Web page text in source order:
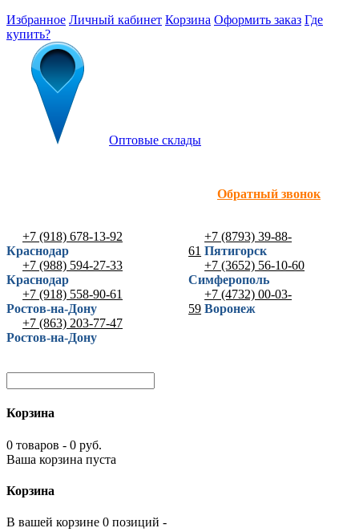
Избранное Личный кабинет Корзина Оформить заказ Где
купить?
Оптовые склады
Обратный звонок
+7 (918) 678-13-92
Краснодар
+7 (988) 594-27-33
Краснодар
+7 (918) 558-90-61
Ростов-на-Дону
+7 (863) 203-77-47
Ростов-на-Дону
+7 (8793) 39-88-
61 Пятигорск
+7 (3652) 56-10-60
Симферополь
+7 (4732) 00-03-
59 Воронеж
Корзина
0 товаров - 0 руб.
Ваша корзина пуста
Корзина
В вашей корзине 0 позиций -